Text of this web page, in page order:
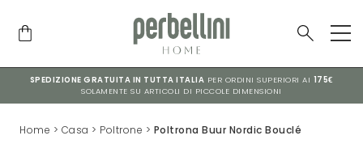
SPEDIZIONE GRATUITA IN TUTTA ITALIA PER ORDINI SUPERIORI AI 175€
SOLAMENTE SU ARTICOLI DI PICCOLE DIMENSIONI
Home > Casa > Poltrone > Poltrona Buur Nordic Bouclé